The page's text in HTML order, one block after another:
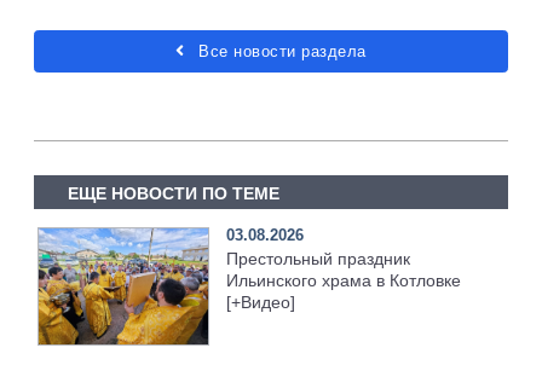
Все новости раздела
ЕЩЕ НОВОСТИ ПО ТЕМЕ
03.08.2026
Престольный праздник
Ильинского храма в Котловке
[+Видео]